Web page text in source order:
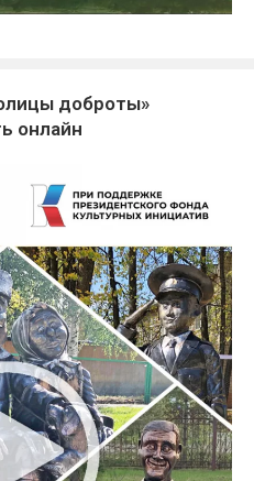
доброты»
онлайн